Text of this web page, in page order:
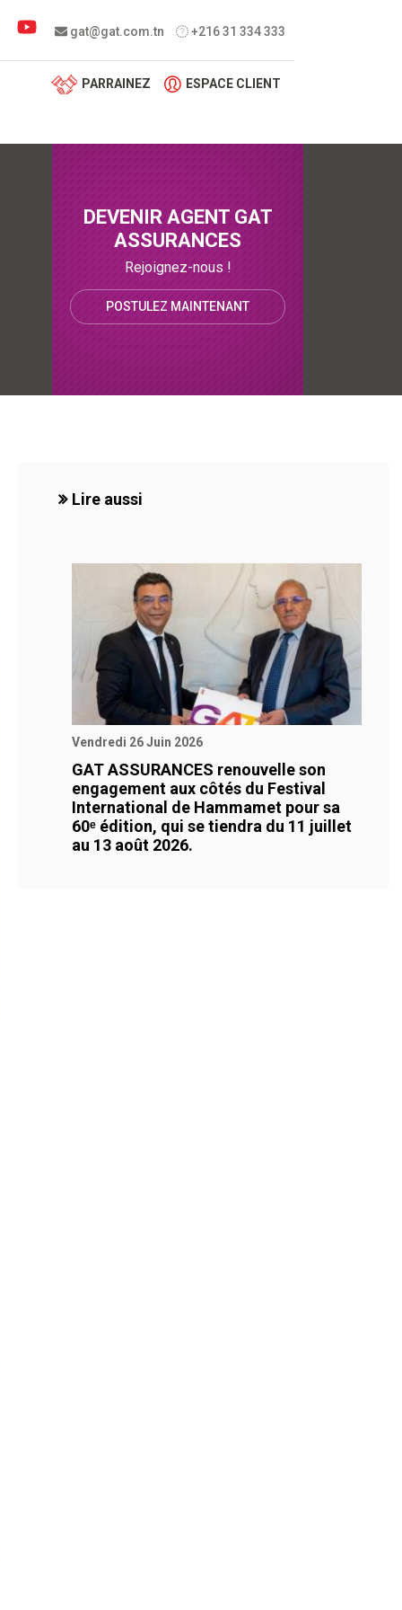
gat@gat.com.tn +216 31 334 333
PARRAINEZ ESPACE CLIENT
DEVENIR AGENT GAT
ASSURANCES
Rejoignez-nous !
POSTULEZ MAINTENANT
Lire aussi
Vendredi 26 Juin 2026
GAT ASSURANCES renouvelle son
engagement aux côtés du Festival
International de Hammamet pour sa
60ᵉ édition, qui se tiendra du 11 juillet
au 13 août 2026.